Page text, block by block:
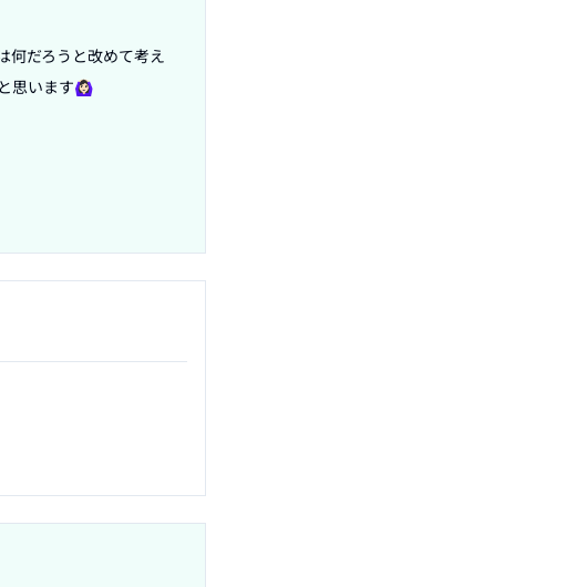
何だろうと改めて考え
います🙆🏻‍♀️